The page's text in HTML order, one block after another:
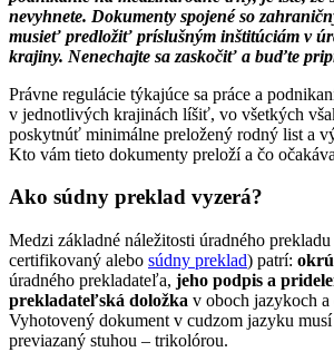
nevyhnete. Dokumenty spojené so
musieť predložiť príslušným inštitúciám v
krajiny. Nenechajte sa zaskočiť a buďte
Právne regulácie týkajúce sa práce a
v jednotlivých krajinách líšiť, vo všetkých
poskytnúť minimálne preložený rodný list a
Kto vám tieto dokumenty preloží a čo
Ako súdny preklad vyzerá?
Medzi základné náležitosti úradného
certifikovaný alebo súdny preklad) patrí:
úradného prekladateľa, jeho podpis a
prekladateľská doložka v oboch jazykoch a
Vyhotovený dokument v cudzom jazyku
previazaný stuhou – trikolórou.